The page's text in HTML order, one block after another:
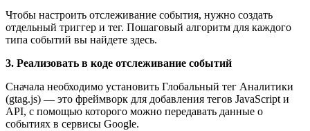
Чтобы настроить отслеживание события, нужно создать
отдельный триггер и тег. Пошаговый алгоритм для каждого
типа событий вы найдете здесь.
3. Реализовать в коде отслеживание событий
Сначала необходимо установить Глобальный тег Аналитики
(gtag.js) — это фреймворк для добавления тегов JavaScript и
API, с помощью которого можно передавать данные о
событиях в сервисы Google.